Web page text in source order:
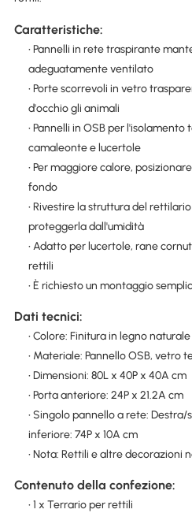
Caratteristiche:
• Pannelli in rete traspirante
adeguatamente ventilato
• Porte scorrevoli in vetro
d'occhio gli animali
• Pannelli in OSB per
camaleonte e lucertole
• Per maggiore calore,
fondo
• Rivestire la struttura del
proteggerla dall'umidità
• Adatto per lucertole, rane
rettili
• È richiesto un montaggio
Dati tecnici:
• Colore: Finitura in legno naturale
• Materiale: Pannello OSB, vetro
• Dimensioni: 80L x 40P x 40A cm
• Porta anteriore: 24P x 21.2A cm
• Singolo pannello a rete: Destra/
inferiore: 74P x 10A cm
• Nota: Rettili e altre decorazioni
Contenuto della confezione:
• 1 x Terrario per rettili